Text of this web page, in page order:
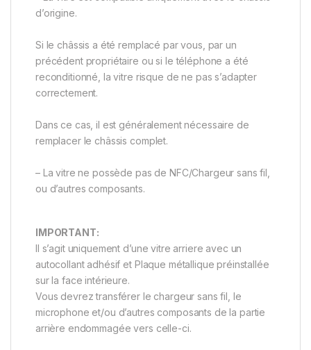
d’origine.
Si le châssis a été remplacé par vous, par un
précédent propriétaire ou si le téléphone a été
reconditionné, la vitre risque de ne pas s’adapter
correctement.
Dans ce cas, il est généralement nécessaire de
remplacer le châssis complet.
– La vitre ne possède pas de NFC/Chargeur sans fil,
ou d’autres composants.
IMPORTANT:
Il s’agit uniquement d’une vitre arriere avec un
autocollant adhésif et Plaque métallique préinstallée
sur la face intérieure.
Vous devrez transférer le chargeur sans fil, le
microphone et/ou d’autres composants de la partie
arrière endommagée vers celle-ci.